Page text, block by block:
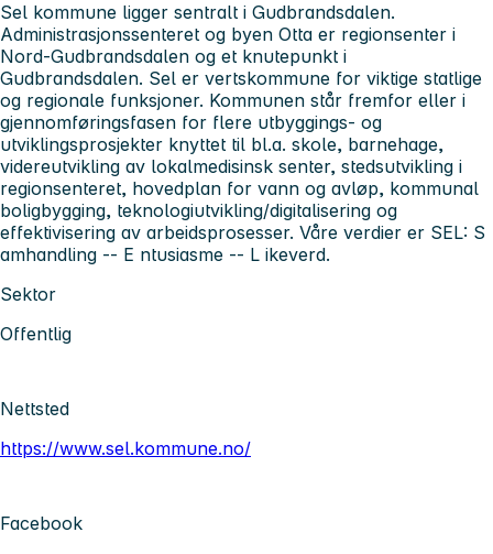
Sel kommune ligger sentralt i Gudbrandsdalen.
Administrasjonssenteret og byen Otta er regionsenter i
Nord-Gudbrandsdalen og et knutepunkt i
Gudbrandsdalen. Sel er vertskommune for viktige statlige
og regionale funksjoner. Kommunen står fremfor eller i
gjennomføringsfasen for flere utbyggings- og
utviklingsprosjekter knyttet til bl.a. skole, barnehage,
videreutvikling av lokalmedisinsk senter, stedsutvikling i
regionsenteret, hovedplan for vann og avløp, kommunal
boligbygging, teknologiutvikling/digitalisering og
effektivisering av arbeidsprosesser. Våre verdier er SEL: S
amhandling -- E ntusiasme -- L ikeverd.
Sektor
Offentlig
Nettsted
https://www.sel.kommune.no/
Facebook